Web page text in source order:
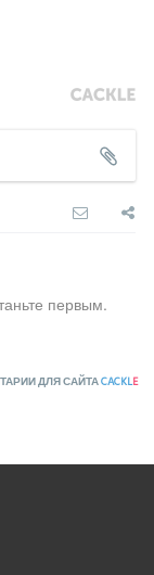
первым.
ДЛЯ САЙТАCACKLE